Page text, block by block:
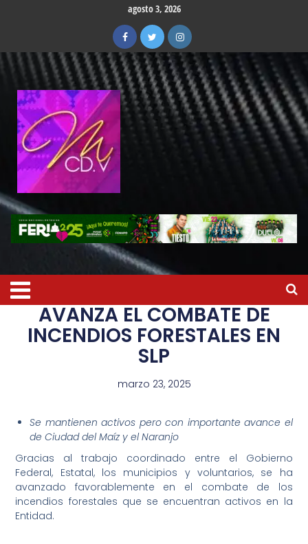
agosto 3, 2026
AVANZA EL COMBATE DE
INCENDIOS FORESTALES EN
SLP
marzo 23, 2025
Se mantienen activos pero con importante avance el
de Ciudad del Maíz y el Naranjo
Gracias al trabajo coordinado entre el Gobierno
Federal, Estatal, los municipios y voluntarios, se ha
avanzado favorablemente en el combate de los
incendios forestales que se encuentran activos en la
Entidad.